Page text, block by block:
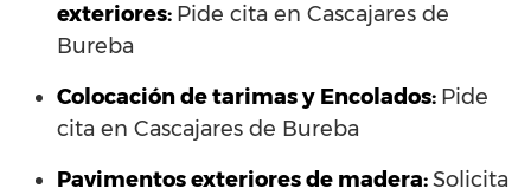
exteriores: Pide cita en Cascajares de
Bureba
Colocación de tarimas y Encolados: Pide
cita en Cascajares de Bureba
Pavimentos exteriores de madera:Solicita